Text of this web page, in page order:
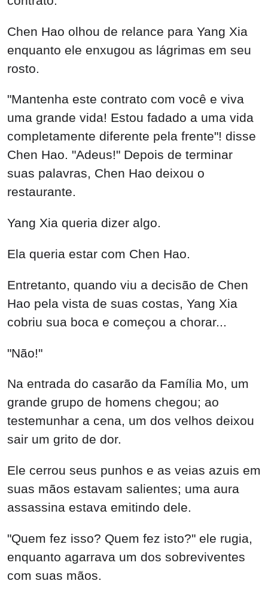
Chen Hao olhou de relance para Yang Xia
enquanto ele enxugou as lágrimas em seu
rosto.
"Mantenha este contrato com você e viva
uma grande vida! Estou fadado a uma vida
completamente diferente pela frente"! disse
Chen Hao. "Adeus!" Depois de terminar
suas palavras, Chen Hao deixou o
restaurante.
Yang Xia queria dizer algo.
Ela queria estar com Chen Hao.
Entretanto, quando viu a decisão de Chen
Hao pela vista de suas costas, Yang Xia
cobriu sua boca e começou a chorar...
"Não!"
Na entrada do casarão da Família Mo, um
grande grupo de homens chegou; ao
testemunhar a cena, um dos velhos deixou
sair um grito de dor.
Ele cerrou seus punhos e as veias azuis em
suas mãos estavam salientes; uma aura
assassina estava emitindo dele.
"Quem fez isso? Quem fez isto?" ele rugia,
enquanto agarrava um dos sobreviventes
com suas mãos.